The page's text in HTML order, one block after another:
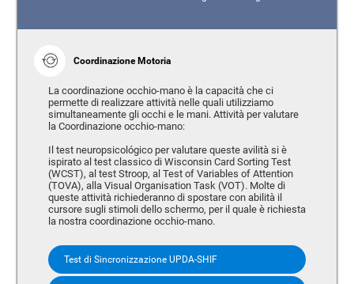
Coordinazione Motoria
La coordinazione occhio-mano è la capacità che ci
permette di realizzare attività nelle quali utilizziamo
simultaneamente gli occhi e le mani. Attività per valutare
la Coordinazione occhio-mano:
Il test neuropsicológico per valutare queste avilità si è
ispirato al test classico di Wisconsin Card Sorting Test
(WCST), al test Stroop, al Test of Variables of Attention
(TOVA), alla Visual Organisation Task (VOT). Molte di
queste attività richiederanno di spostare con abilità il
cursore sugli stimoli dello schermo, per il quale è richiesta
la nostra coordinazione occhio-mano.
Test di Sincronizzazione UPDA-SHIF